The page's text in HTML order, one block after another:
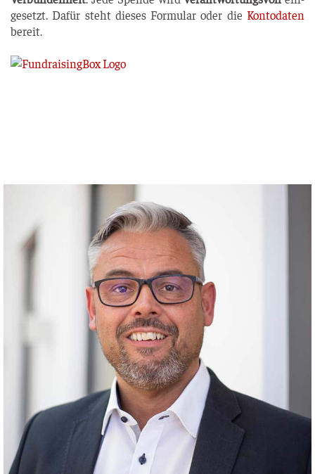
ge­setzt. Dafür steht die­ses For­mu­lar oder die Kon­to­da­ten
bereit.